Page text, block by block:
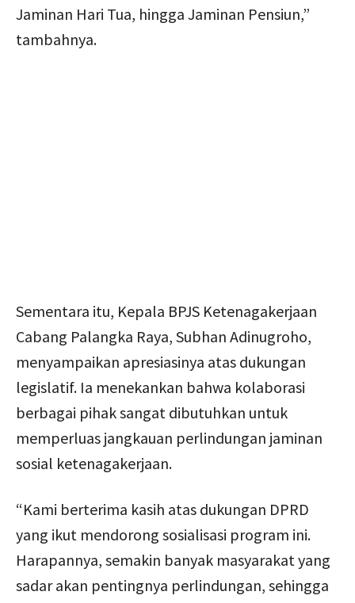
Jaminan Hari Tua, hingga Jaminan Pensiun,”
tambahnya.
Sementara itu, Kepala BPJS Ketenagakerjaan
Cabang Palangka Raya, Subhan Adinugroho,
menyampaikan apresiasinya atas dukungan
legislatif. Ia menekankan bahwa kolaborasi
berbagai pihak sangat dibutuhkan untuk
memperluas jangkauan perlindungan jaminan
sosial ketenagakerjaan.
“Kami berterima kasih atas dukungan DPRD
yang ikut mendorong sosialisasi program ini.
Harapannya, semakin banyak masyarakat yang
sadar akan pentingnya perlindungan, sehingga